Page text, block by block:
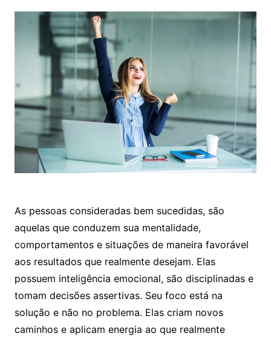
As pessoas consideradas bem sucedidas, são
aquelas que conduzem sua mentalidade,
comportamentos e situações de maneira favorável
aos resultados que realmente desejam. Elas
possuem inteligência emocional, são disciplinadas e
tomam decisões assertivas. Seu foco está na
solução e não no problema. Elas criam novos
caminhos e aplicam energia ao que realmente